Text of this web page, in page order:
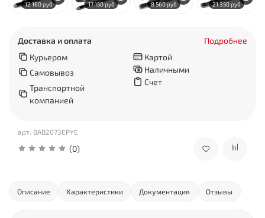
арт. BAB2073EPYE
(0)
12 160 руб 17 150 руб 8 560 руб 21 350 руб
Доставка и оплата
Подробнее
Курьером
Самовывоз
Транспортной
компанией
Картой
Наличными
Счет
Описание Характеристики Документация Отзывы